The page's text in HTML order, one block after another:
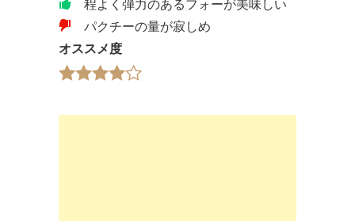
程よく弾力のあるフォーが美味しい
パクチーの量が寂しめ
オススメ度